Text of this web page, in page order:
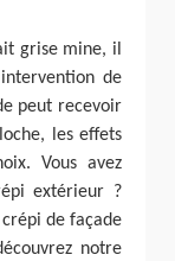
grise mine, il
de
peut recevoir
les effets
Vous avez
extérieur ?
de façade
notre